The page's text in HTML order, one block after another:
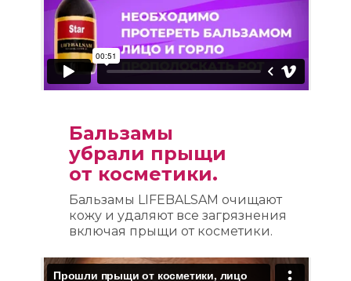
Бальзамы
убрали прыщи
от косметики.
Бальзамы LIFEBALSAM очищают
кожу и удаляют все загрязнения
включая прыщи от косметики.